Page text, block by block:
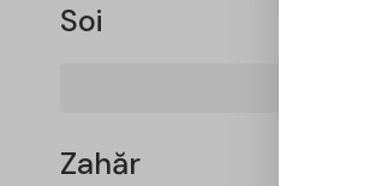
Soi
Zahăr